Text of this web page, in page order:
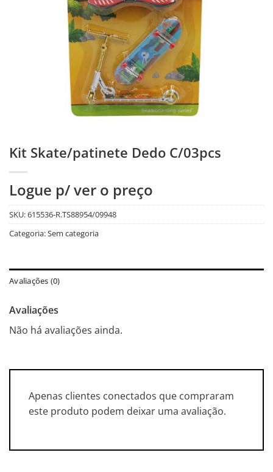
Kit Skate/patinete Dedo C/03pcs
Logue p/ ver o preço
SKU:615536-R.TS88954/09948
Categoria:Sem categoria
Avaliações (0)
Avaliações
Não há avaliações ainda.
Apenas clientes conectados que compraram
este produto podem deixar uma avaliação.